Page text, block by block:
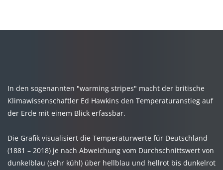
In den sogenannten "warming stripes" macht der britische
Klimawissenschaftler Ed Hawkins den Temperaturanstieg auf
der Erde mit einem Blick erfassbar.
Die Grafik visualisiert die Temperaturwerte für Deutschland
(1881 – 2018) je nach Abweichung vom Durchschnittswert von
dunkelblau (sehr kühl) über hellblau und hellrot bis dunkelrot